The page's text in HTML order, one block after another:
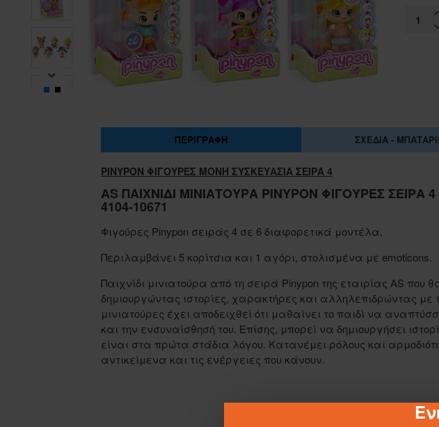
ΠΕΡΙΓΡΑΦΉ ΣΧΈΔΙΑ -
PINYPON ΦΙΓΟΥΡΕΣ ΜΟΝΗ ΣΥΣΚΕΥΑΣΙΑ ΣΕΙΡΑ 4
AS ΠΑΙΧΝΊΔΙ ΜΙΝΙΑΤΟΎΡΑ PINYPON ΦΙΓΟΎΡΕΣ
4104-10671
Φιγούρες Pinypon σειράς 4 σε 6 διαφορετικά μοντέλα.
Περιλαμβάνει 5 κορίτσια και 1 αγόρι, στολισμένα με emoticons.
Παιχνίδι μινιατούρα από τη σειρά Pinypon της εταιρίας AS που
δημιουργώντας ιστορίες, χαρακτήρες και αλληλεπιδρώντας με
μινιατούρες έχει αποδειχθεί ότι μαθαίνει το παιδί να
και την ενσυναίσθησή του. Επίσης, μπορεί να δημιουργήσει
είναι στα πρώτα στάδια λόγου. Κατανέμει ρόλους και
αντικείμενα και τις ενέργειες που κάνουν.